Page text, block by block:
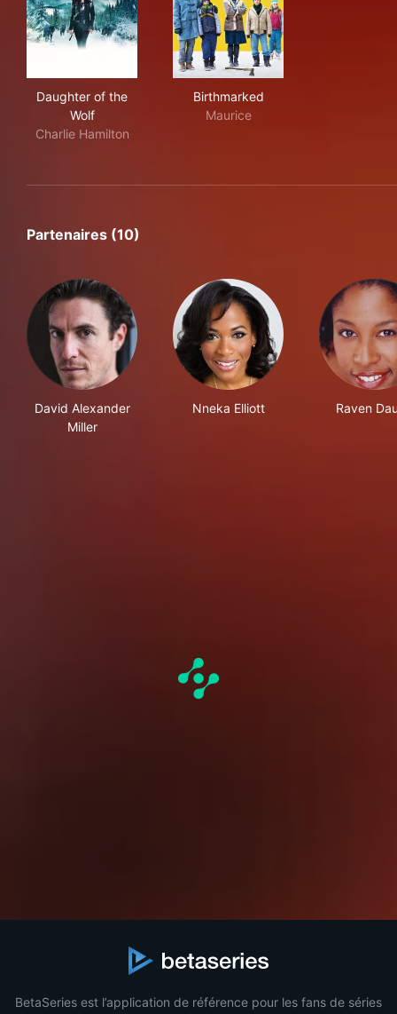
Daughter of the
Wolf
Charlie Hamilton
Birthmarked
Maurice
Partenaires (10)
David Alexander
Miller
Nneka Elliott Raven
BetaSeries est l’application de référence pour les fans de séries